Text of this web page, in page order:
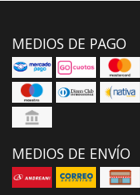
MEDIOS DE PAGO
MEDIOS DE ENVÍO